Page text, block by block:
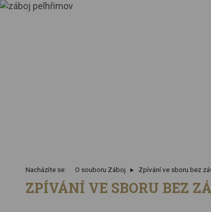
Nacházíte se: O souboru Záboj Zpívání ve sboru bez
ZPÍVÁNÍ VE SBORU BEZ